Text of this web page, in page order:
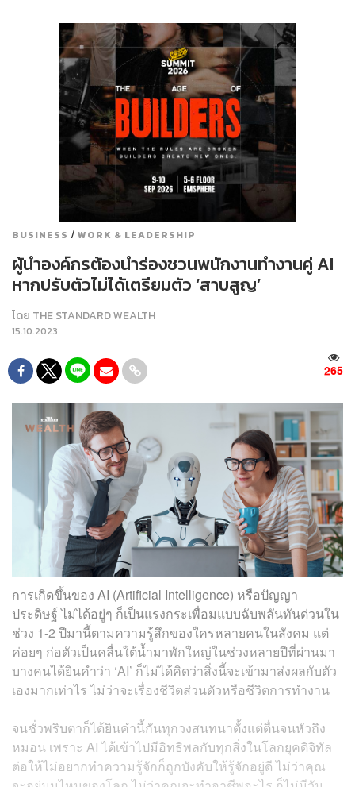
BUSINESS / WORK & LEADERSHIP
ผู้นำองค์กรต้องนำร่องชวนพนักงานทำงานคู่ AI
หากปรับตัวไม่ได้เตรียมตัว ‘สาบสูญ’
โดย THE STANDARD WEALTH
15.10.2023
265
การเกิดขึ้นของ AI (Artificial Intelligence) หรือปัญญา
ประดิษฐ์ ไม่ได้อยู่ๆ ก็เป็นแรงกระเพื่อมแบบฉับพลันทันด่วนใน
ช่วง 1-2 ปีมานี้ตามความรู้สึกของใครหลายคนในสังคม แต่
ค่อยๆ ก่อตัวเป็นคลื่นใต้น้ำมาพักใหญ่ในช่วงหลายปีที่ผ่านมา
บางคนได้ยินคำว่า ‘AI’ ก็ไม่ได้คิดว่าสิ่งนี้จะเข้ามาส่งผลกับตัว
เองมากเท่าไร ไม่ว่าจะเรื่องชีวิตส่วนตัวหรือชีวิตการทำงาน
จนชั่วพริบตาก็ได้ยินคำนี้กันทุกวงสนทนาตั้งแต่ตื่นจนหัวถึง
หมอน เพราะ AI ได้เข้าไปมีอิทธิพลกับทุกสิ่งในโลกยุคดิจิทัล
ต่อให้ไม่อยากทำความรู้จักก็ถูกบังคับให้รู้จักอยู่ดี ไม่ว่าคุณ